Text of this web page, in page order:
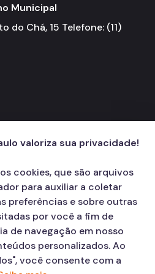
Municipal
do Chá, 15 Telefone: (11)
valoriza sua privacidade!
cookies, que são arquivos
para auxiliar a coletar
preferências e sobre outras
por você a fim de
de navegação em nosso
personalizados. Ao
você consente com a